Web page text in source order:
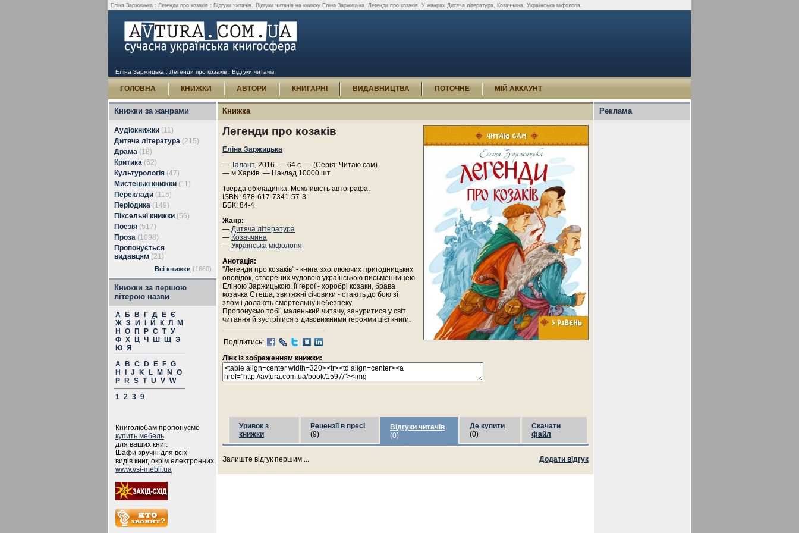
Еліна Заржицька : Легенди про козаків : Відгуки читачів. Відгуки читачів на книжку Еліна Заржицька. Легенди про козаків. У жанрах Дитяча література, Козаччина, Українська міфологія.
Еліна Заржицька : Легенди про козаків : Відгуки читачів
ГОЛОВНА КНИЖКИ АВТОРИ КНИГАРНІ ВИДАВНИЦТВА ПОТОЧНЕ МІЙ АККАУНТ
Книжки за жанрами
Аудіокнижки (11)
Дитяча література (215)
Драма (18)
Критика (62)
Культурологія (47)
Мистецькі книжки (11)
Переклади (116)
Періодика (149)
Піксельні книжки (56)
Поезія (517)
Проза (1098)
Пропонується
видавцям (21)
Всі книжки (1660)
Книжки за першою
літерою назви
А Б В Г Д Е Є
Ж З И Й К Л
М
Н
О П Р С Т У
Ф Х Ц Ч Ш Щ Э
Ю Я
A
B C D E F G
H
J K L M N
O
P
R S T U V W
1 2 3 9
Книголюбам пропонуємо
купить мебель
для ваших книг.
Шафи зручні для всіх
видів книг, окрім електронних.
www.vsi-mebli.ua
Книжка
Легенди про козаків
Еліна Заржицька
— Талант, 2016. — 64 с. — (Серія: Читаю сам).
— м.Харків. — Наклад 10000 шт.
Тверда обкладинка. Можливість автографа.
ISBN: 978-617-7341-57-3
ББК: 84-4
Жанр:
— Дитяча література
— Козаччина
— Українська міфологія
Анотація:
"Легенди про козаків" - книга зхоплюючих пригодницьких
оповідок, створених чудовою українською письменницею
Еліною Заржицькою. Її герої - хоробрі козаки, брава
козачка Стеша, звитяжні січовики - стають до бою зі
злом і долають смертельну небезпеку.
Пропонуємо тобі, маленький читачу, зануритися у світ
читання й зустрітися з дивовижними героями цієї книги.
Поділитись:
Лінк із зображенням книжки:
Уривок з
книжки
Рецензії в пресі
(9)
Відгуки читачів
(0)
Де купити
(0)
Скачати
файл
Додати відгук
Залиште відгук першим ...
Реклама